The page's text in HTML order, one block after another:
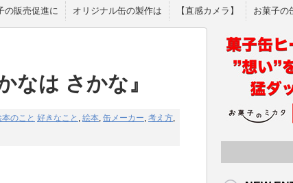
の販売促進に オリジナル缶の製作は 【直感カメラ】 お菓子の
なは さかな』
本のこと 好きなこと , 絵本, 缶メーカー, 考え方,